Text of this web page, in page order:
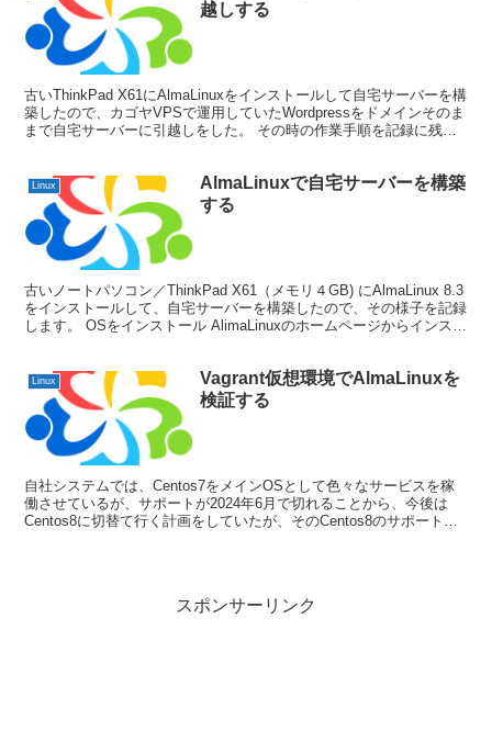
越しする
古いThinkPad X61にAlmaLinuxをインストールして自宅サーバーを構
築したので、カゴヤVPSで運用していたWordpressをドメインそのま
まで自宅サーバーに引越しをした。 その時の作業手順を記録に残し
Linux
AlmaLinuxで自宅サーバーを構築
する
古いノートパソコン／ThinkPad X61（メモリ４GB) にAlmaLinux 8.3
をインストールして、自宅サーバーを構築したので、その様子を記録
します。 OSをインストール AlimaLinuxのホームページからインスト
Linux
Vagrant仮想環境でAlmaLinuxを
検証する
自社システムでは、Centos7をメインOSとして色々なサービスを稼
働させているが、サポートが2024年6月で切れることから、今後は
Centos8に切替て行く計画をしていたが、そのCentos8のサポートが
スポンサーリンク